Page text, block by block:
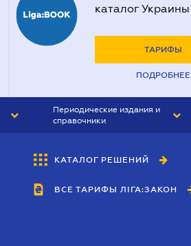
каталог Украины
ТАРИФЫ
ПОДРОБНЕЕ
Периодические издания и
справочники
БУХГАЛТЕР&ЗАКОН
ВЕСТНИК МСФО
КАТАЛОГ РЕШЕНИЙ
ВСЕ ТАРИФЫ ЛІГА:ЗАКОН